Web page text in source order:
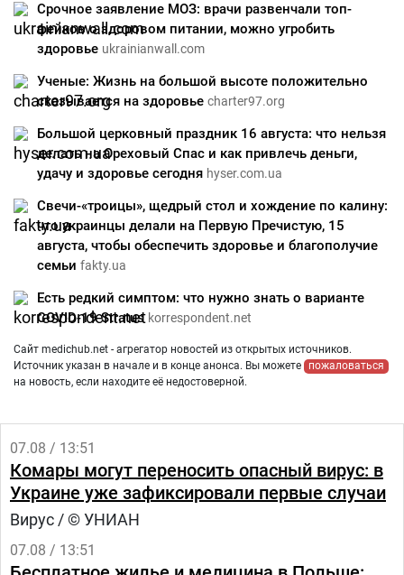
Срочное заявление МОЗ: врачи развенчали топ-
фейков о здоровом питании, можно угробить
здоровье ukrainianwall.com
Ученые: Жизнь на большой высоте положительно
сказывается на здоровье charter97.org
Большой церковный праздник 16 августа: что нельзя
делать на Ореховый Спас и как привлечь деньги,
удачу и здоровье сегодня hyser.com.ua
Свечи-«троицы», щедрый стол и хождение по калину:
что украинцы делали на Первую Пречистую, 15
августа, чтобы обеспечить здоровье и благополучие
семьи fakty.ua
Есть редкий симптом: что нужно знать о варианте
COVID-19 Stratus korrespondent.net
Сайт medichub.net - агрегатор новостей из открытых источников.
Источник указан в начале и в конце анонса. Вы можете
пожаловаться
на новость, если находите её недостоверной.
07.08 / 13:51
Комары могут переносить опасный вирус: в
Украине уже зафиксировали первые случаи
Вирус / © УНИАН
07.08 / 13:51